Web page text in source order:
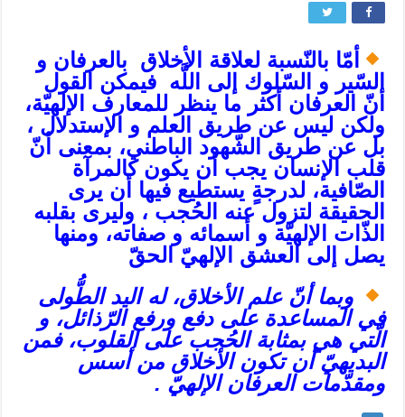
أمّا بالنّسبة لعلاقة الأخلاق بالعرفان و
السّير و السّلوك إلى اللَّه فيمكن القول
أنّ‌ العرفان‌ أكثر ما ينظر للمعارف الإلهيّة،
ولكن ليس عن طريق العلم و الإستدلال ،
بل عن طريق الشّهود الباطني، بمعنى أنّ
قلب الإنسان يجب أن يكون كالمرآة
الصّافية، لدرجةٍ يستطيع فيها أن يرى‌
الحقيقة لتزول عنه الحُجب ، وليرى‌ بقلبه
الذّات الإلهيّة و أسمائه و صفاته، ومنها
يصل إلى العشق الإلهيّ الحقّ
وبما أنّ علم الأخلاق، له اليد الطُّولى‌
في المساعدة على دفع ورفع الرّذائل، و
الّتي هي بمثابة الحُجب على القلوب، فمن
البديهيّ أن تكون الأخلاق من أسس
ومقدّمات العرفان الإلهي‌ّ .